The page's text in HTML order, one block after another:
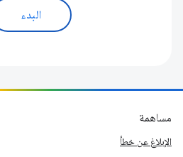
البدء
مساهمة
الإبلاغ عن خطأ